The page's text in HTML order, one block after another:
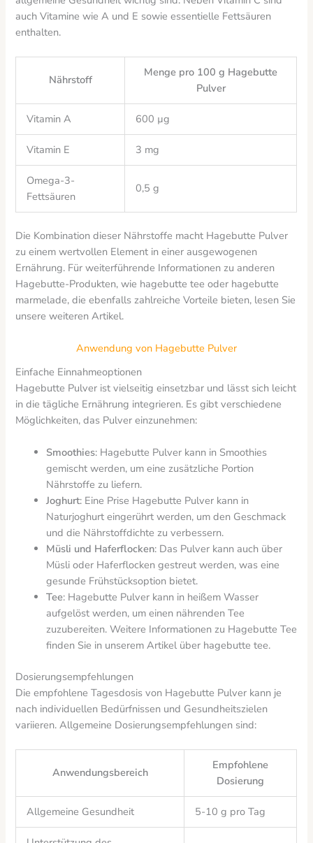
auch Vitamine wie A und E sowie essentielle Fettsäuren
enthalten.
Nährstoff
Menge pro 100 g Hagebutte
Pulver
Vitamin A 600 µg
Vitamin E 3 mg
Omega-3-
Fettsäuren
0,5 g
Die Kombination dieser Nährstoffe macht Hagebutte Pulver
zu einem wertvollen Element in einer ausgewogenen
Ernährung. Für weiterführende Informationen zu anderen
Hagebutte-Produkten, wie hagebutte tee oder hagebutte
marmelade, die ebenfalls zahlreiche Vorteile bieten, lesen Sie
unsere weiteren Artikel.
Anwendung von Hagebutte Pulver
Einfache Einnahmeoptionen
Hagebutte Pulver ist vielseitig einsetzbar und lässt sich leicht
in die tägliche Ernährung integrieren. Es gibt verschiedene
Möglichkeiten, das Pulver einzunehmen:
Smoothies: Hagebutte Pulver kann in Smoothies
gemischt werden, um eine zusätzliche Portion
Nährstoffe zu liefern.
Joghurt: Eine Prise Hagebutte Pulver kann in
Naturjoghurt eingerührt werden, um den Geschmack
und die Nährstoffdichte zu verbessern.
Müsli und Haferflocken: Das Pulver kann auch über
Müsli oder Haferflocken gestreut werden, was eine
gesunde Frühstücksoption bietet.
Tee: Hagebutte Pulver kann in heißem Wasser
aufgelöst werden, um einen nährenden Tee
zuzubereiten. Weitere Informationen zu Hagebutte Tee
finden Sie in unserem Artikel über hagebutte tee.
Dosierungsempfehlungen
Die empfohlene Tagesdosis von Hagebutte Pulver kann je
nach individuellen Bedürfnissen und Gesundheitszielen
variieren. Allgemeine Dosierungsempfehlungen sind:
Anwendungsbereich
Empfohlene
Dosierung
Allgemeine Gesundheit 5-10 g pro Tag